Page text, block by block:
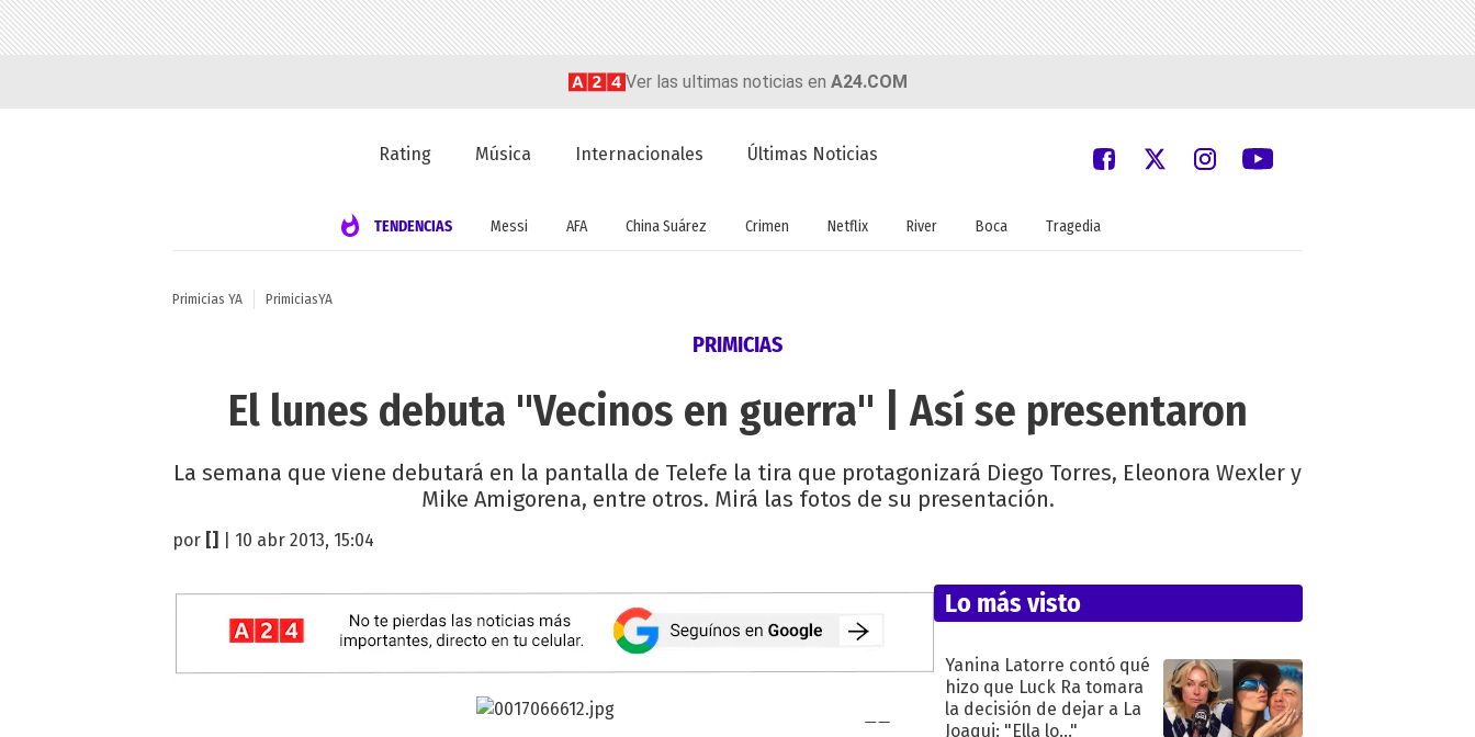
Ver las ultimas noticias en A24.COM
Rating Música Internacionales Últimas Noticias
TENDENCIAS Messi AFA China Suárez Crimen Netflix River Boca Tragedia
Primicias YA PrimiciasYA
PRIMICIAS
El lunes debuta "Vecinos en guerra" | Así se presentaron
La semana que viene debutará en la pantalla de Telefe la tira que protagonizará Diego Torres, Eleonora Wexler y
Mike Amigorena, entre otros. Mirá las fotos de su presentación.
por | 10 abr 2013, 15:04
Lo más visto
Yanina Latorre contó qué
hizo que Luck Ra tomara
la decisión de dejar a La
Joaqui: "Ella lo..."